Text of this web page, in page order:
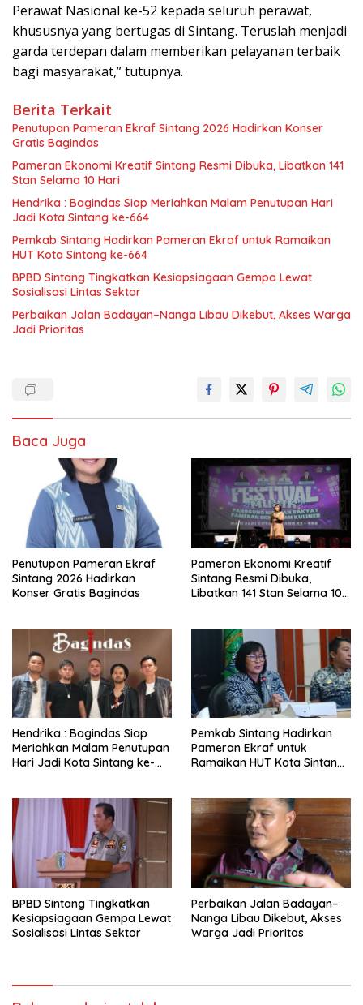
Perawat Nasional ke-52 kepada seluruh perawat,
khususnya yang bertugas di Sintang. Teruslah menjadi
garda terdepan dalam memberikan pelayanan terbaik
bagi masyarakat,” tutupnya.
Berita Terkait
Penutupan Pameran Ekraf Sintang 2026 Hadirkan Konser
Gratis Bagindas
Pameran Ekonomi Kreatif Sintang Resmi Dibuka, Libatkan 141
Stan Selama 10 Hari
Hendrika : Bagindas Siap Meriahkan Malam Penutupan Hari
Jadi Kota Sintang ke-664
Pemkab Sintang Hadirkan Pameran Ekraf untuk Ramaikan
HUT Kota Sintang ke-664
BPBD Sintang Tingkatkan Kesiapsiagaan Gempa Lewat
Sosialisasi Lintas Sektor
Perbaikan Jalan Badayan–Nanga Libau Dikebut, Akses Warga
Jadi Prioritas
Baca Juga
Penutupan Pameran Ekraf
Sintang 2026 Hadirkan
Konser Gratis Bagindas
Pameran Ekonomi Kreatif
Sintang Resmi Dibuka,
Libatkan 141 Stan Selama 10
Hendrika : Bagindas Siap
Meriahkan Malam Penutupan
Hari Jadi Kota Sintang ke-
Pemkab Sintang Hadirkan
Pameran Ekraf untuk
Ramaikan HUT Kota Sintang
BPBD Sintang Tingkatkan
Kesiapsiagaan Gempa Lewat
Sosialisasi Lintas Sektor
Perbaikan Jalan Badayan–
Nanga Libau Dikebut, Akses
Warga Jadi Prioritas